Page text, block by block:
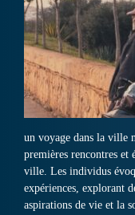
un voyage dans la ville
premières rencontres et
ville. Les individus
expériences, explorant
aspirations de vie et la